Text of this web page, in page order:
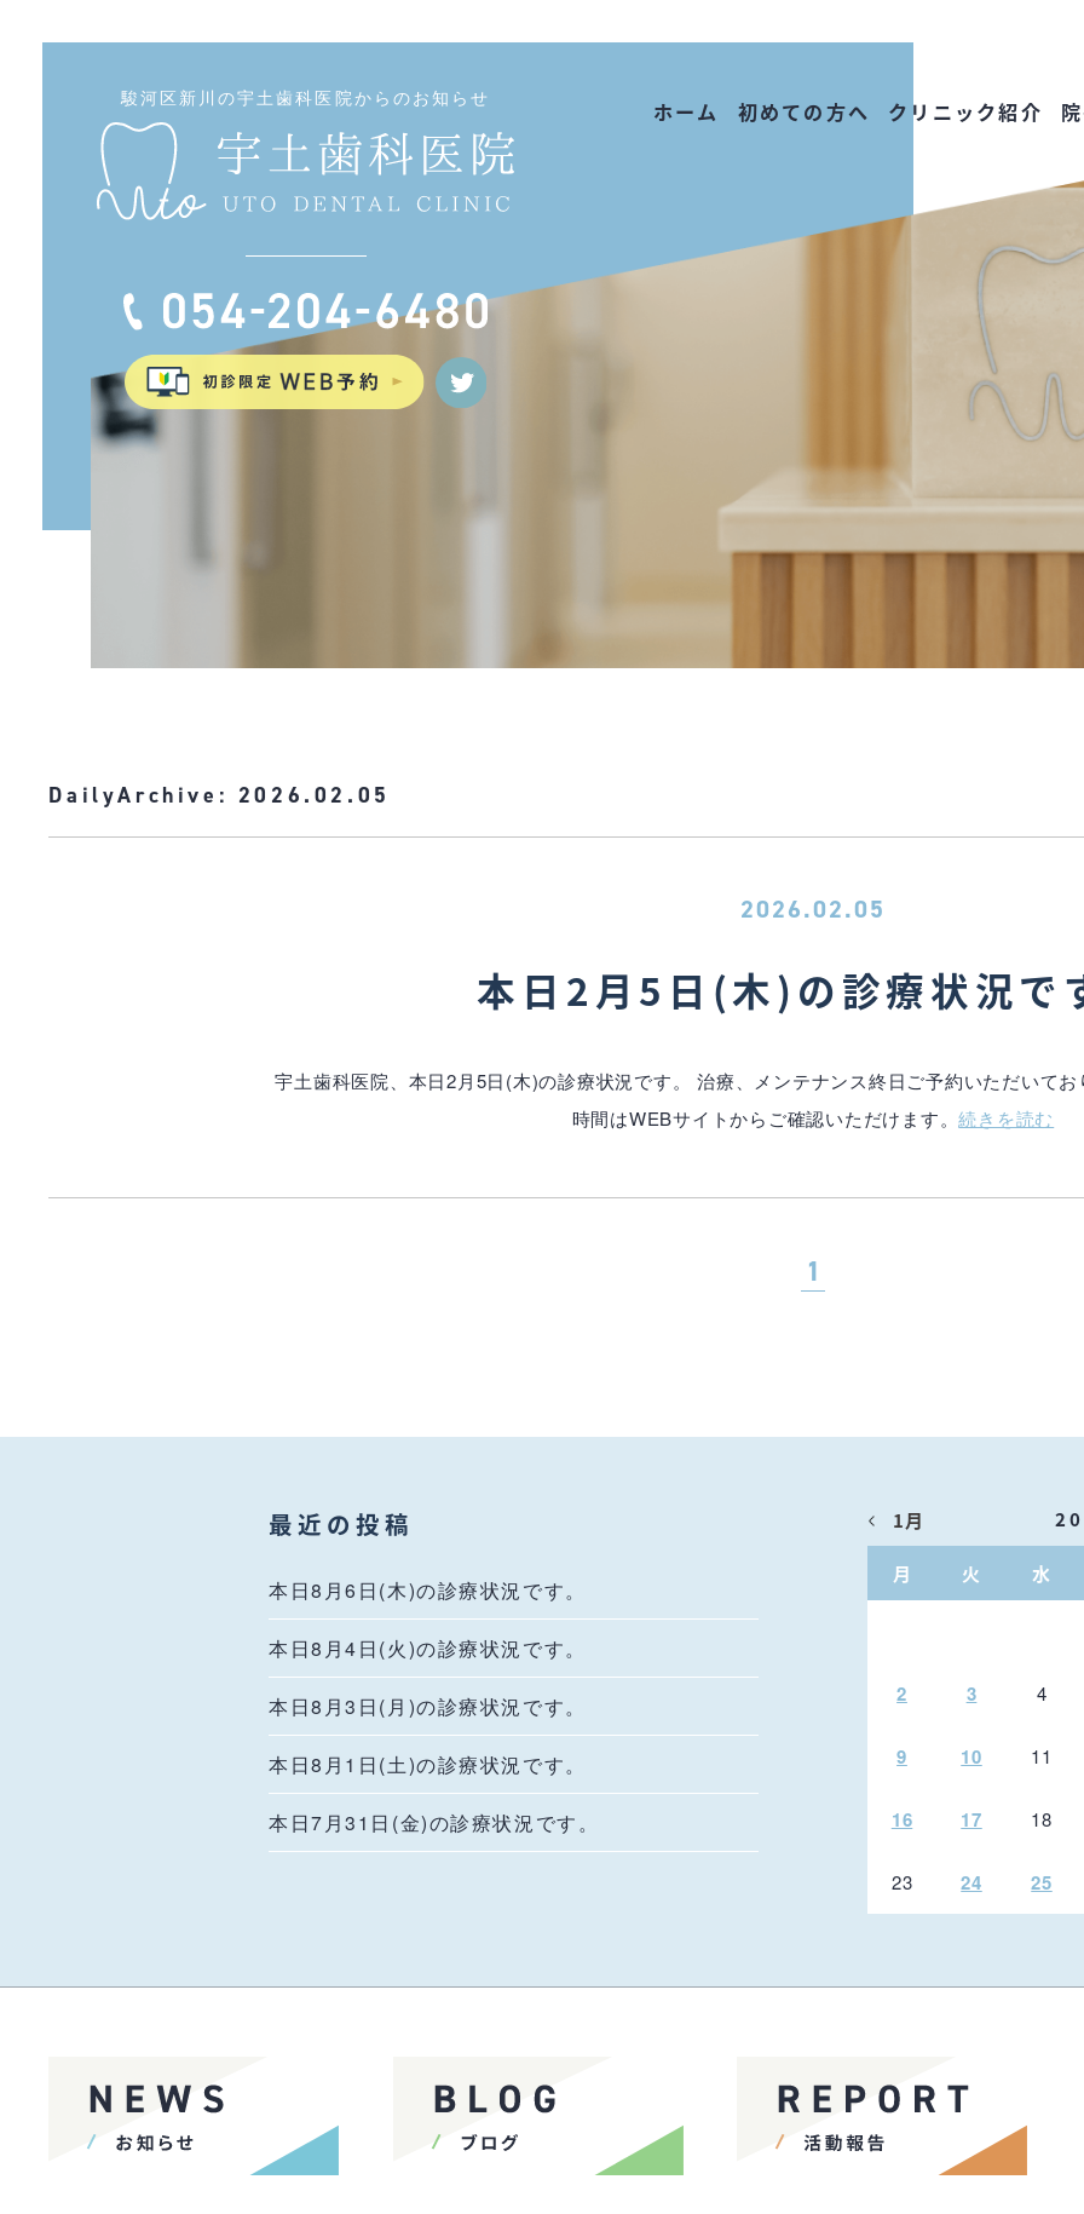
駿河区新川の宇土歯科医院からのお知らせ ホーム 初めての方へ クリニック紹介
DailyArchive: 2026.02.05
2026.02.05
本日2月5日(木)の診療状況で
宇土歯科医院、本日2月5日(木)の診療状況です。 治療、メンテナンス終日ご予約いただいて
時間はWEBサイトからご確認いただけます。続きを読む
1
最近の投稿
本日8月6日(木)の診療状況です。
本日8月4日(火)の診療状況です。
本日8月3日(月)の診療状況です。
本日8月1日(土)の診療状況です。
本日7月31日(金)の診療状況です。
月 火 水
1月
2 3 4
9 10 11
16 17 18
23 24 25